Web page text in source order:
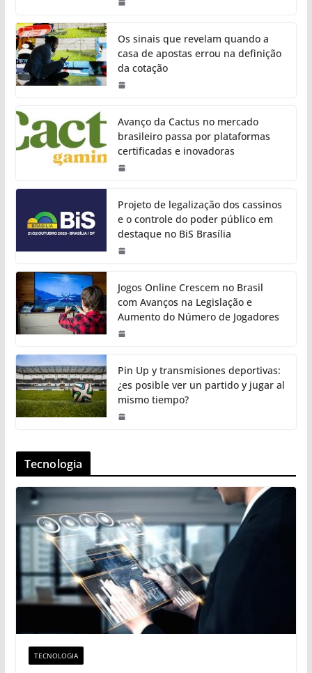
Os sinais que revelam quando a
casa de apostas errou na definição
da cotação
Avanço da Cactus no mercado
brasileiro passa por plataformas
certificadas e inovadoras
Projeto de legalização dos cassinos
e o controle do poder público em
destaque no BiS Brasília
Jogos Online Crescem no Brasil
com Avanços na Legislação e
Aumento do Número de Jogadores
Pin Up y transmisiones deportivas:
¿es posible ver un partido y jugar al
mismo tiempo?
Tecnologia
TECNOLOGIA